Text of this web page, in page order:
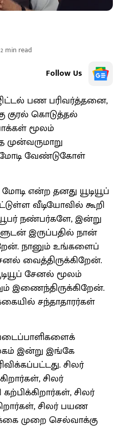
2 min read
Follow Us
பண பரிவர்த்தனை,
குரல் கொடுத்தல்
மூலம்
முன்வருமாறு
மோடி வேண்டுகோள்
என்ற தனது யூடியூப்
வீடியோவில் கூறி
நண்பர்களே, இன்று
இருப்பதில் நான்
நானும் உங்களைப்
வைத்திருக்கிறேன்.
சேனல் மூலம்
இணைந்திருக்கிறேன்.
சந்தாதாரர்கள்
இன்று இங்கே
சிலர்
சிலர்
சிலர்
சிலர் பயண
முறை செல்வாக்கு